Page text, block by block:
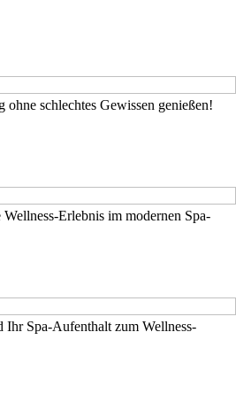
ohne schlechtes Gewissen genießen!
Erlebnis im modernen Spa-
Ihr Spa-Aufenthalt zum Wellness-